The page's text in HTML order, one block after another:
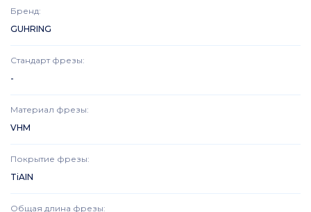
Бренд:
GUHRING
Стандарт фрезы:
-
Материал фрезы:
VHM
Покрытие фрезы:
TiAIN
Общая длина фрезы: